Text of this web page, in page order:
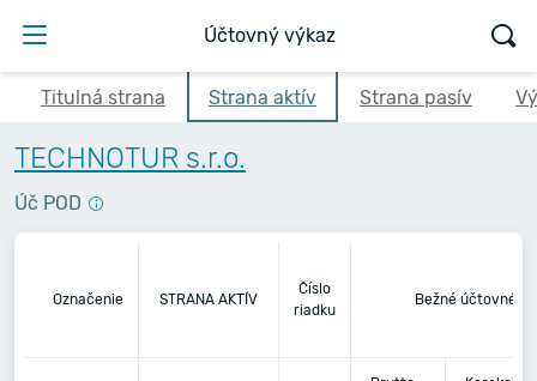
Účtovný výkaz
Titulná strana Strana aktív Strana pasív
TECHNOTUR s.r.o.
Úč POD
Označenie STRANA AKTÍV
Číslo
riadku
Bežné účtovné